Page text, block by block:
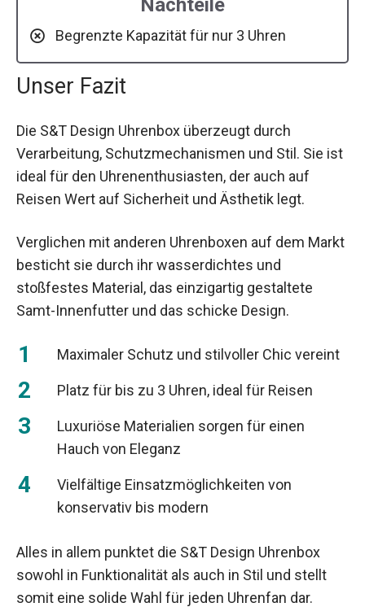
Nachteile
Begrenzte Kapazität für nur 3 Uhren
Unser Fazit
Die S&T Design Uhrenbox überzeugt durch
Verarbeitung, Schutzmechanismen und Stil. Sie ist
ideal für den Uhrenenthusiasten, der auch auf
Reisen Wert auf Sicherheit und Ästhetik legt.
Verglichen mit anderen Uhrenboxen auf dem Markt
besticht sie durch ihr wasserdichtes und
stoßfestes Material, das einzigartig gestaltete
Samt-Innenfutter und das schicke Design.
Maximaler Schutz und stilvoller Chic vereint
Platz für bis zu 3 Uhren, ideal für Reisen
Luxuriöse Materialien sorgen für einen
Hauch von Eleganz
Vielfältige Einsatzmöglichkeiten von
konservativ bis modern
Alles in allem punktet die S&T Design Uhrenbox
sowohl in Funktionalität als auch in Stil und stellt
somit eine solide Wahl für jeden Uhrenfan dar.